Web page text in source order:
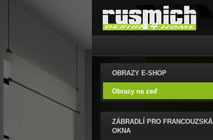
OBRAZY E-SHOP
Obrazy na zeď
ZÁBRADLÍ PRO FRANCOUZSKÁ
OKNA